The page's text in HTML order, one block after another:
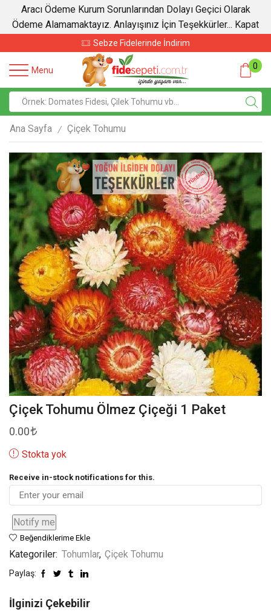
Aracı Ödeme Kurum Sorunlarından Dolayı Geçici Olarak
Ödeme Alamamaktayız. Anlayışınız İçin Teşekkürler... Kapat
Sebze Fidelerinde İndirim
Menu 0
Ana Sayfa / Çiçek Tohumu
Çiçek Tohumu Ölmez Çiçeği 1 Paket
0.00
Stokta yok
Receive in-stock notifications for this.
Notify me
Beğendiklerime Ekle
Kategoriler: Tohumlar, Çiçek Tohumu
Paylaş:
İlginizi Çekebilir